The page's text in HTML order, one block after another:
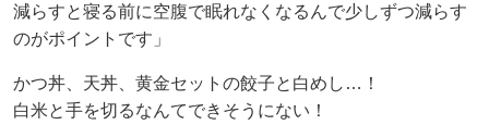
減らすと寝る前に空腹で眠れなくなるんで少しずつ減らす
のがポイントです」
かつ丼、天丼、黄金セットの餃子と白めし…！
白米と手を切るなんてできそうにない！